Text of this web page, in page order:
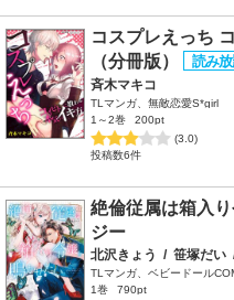
コスプレえっち
（分冊版）
斉木マキコ
TLマンガ、無敵恋愛S*girl
1～2巻
200pt
(3.0)
投稿数6件
絶倫従属は箱入
ジー
北沢きょう / 笹塚だい
TLマンガ、ベビードール
1巻
790pt